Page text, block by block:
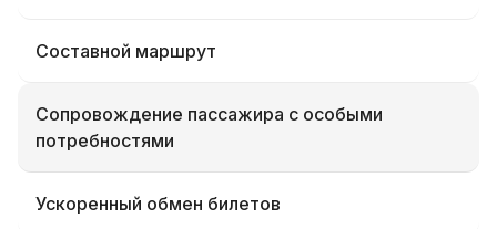
Составной маршрут
Сопровождение пассажира с особыми
потребностями
Ускоренный обмен билетов